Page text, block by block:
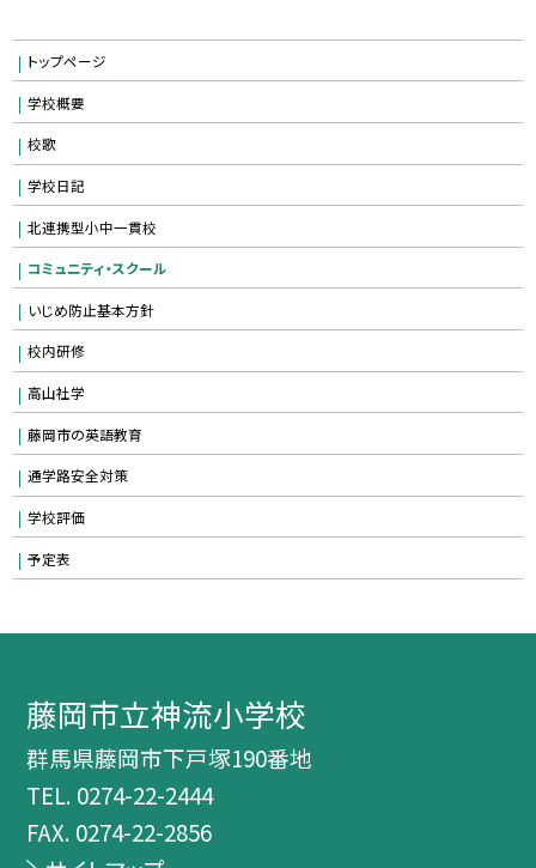
トップページ
学校概要
校歌
学校日記
北連携型小中一貫校
コミュニティ・スクール
いじめ防止基本方針
校内研修
高山社学
藤岡市の英語教育
通学路安全対策
学校評価
予定表
藤岡市立神流小学校
群馬県藤岡市下戸塚190番地
TEL. 0274-22-2444
FAX. 0274-22-2856